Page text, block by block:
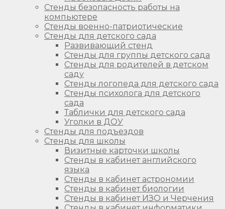
Стенды безопасность работы на
компьютере
Стенды военно-патриотические
Стенды для детского сада
Развивающий стенд
Стенды для группы детского сада
Стенды для родителей в детском
саду
Стенды логопеда для детского сада
Стенды психолога для детского
сада
Таблички для детского сада
Уголки в ДОУ
Стенды для подъездов
Стенды для школы
Визитные карточки школы
Стенды в кабинет английского
языка
Стенды в кабинет астрономии
Стенды в кабинет биологии
Стенды в кабинет ИЗО и Черчения